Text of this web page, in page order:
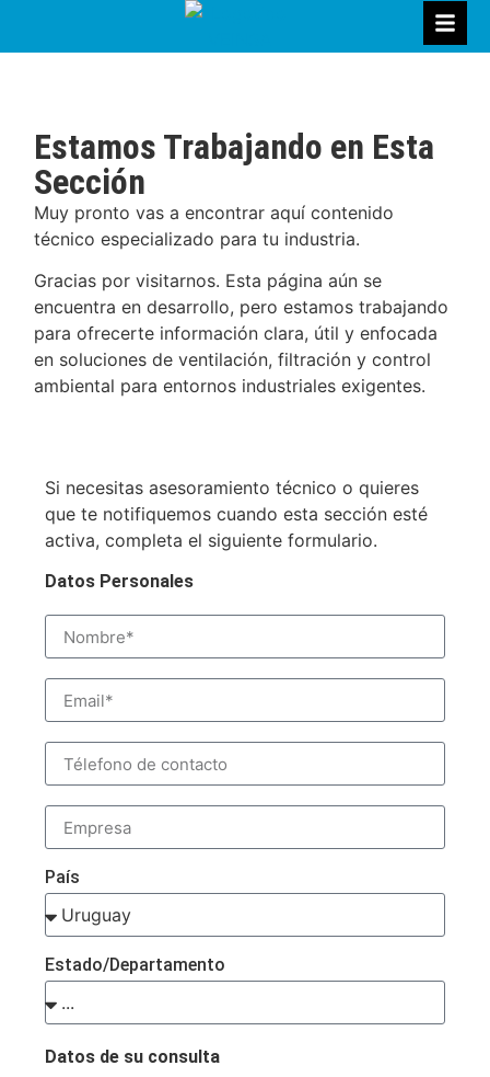
Estamos Trabajando en Esta
Sección
Muy pronto vas a encontrar aquí contenido
técnico especializado para tu industria.
Gracias por visitarnos. Esta página aún se
encuentra en desarrollo, pero estamos trabajando
para ofrecerte información clara, útil y enfocada
en soluciones de ventilación, filtración y control
ambiental para entornos industriales exigentes.
Si necesitas asesoramiento técnico o quieres
que te notifiquemos cuando esta sección esté
activa, completa el siguiente formulario.
Datos Personales
País
Estado/Departamento
Datos de su consulta